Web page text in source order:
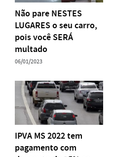
Não pare NESTES
LUGARES o seu carro,
pois você SERÁ
multado
06/01/2023
IPVA MS 2022 tem
pagamento com